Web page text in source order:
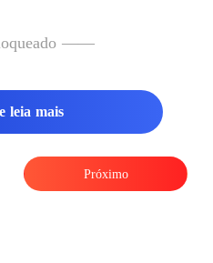
——
leia mais
Próximo